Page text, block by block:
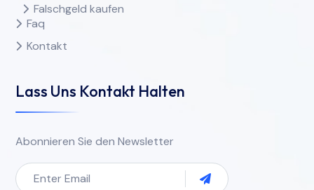
Falschgeld kaufen
Faq
Kontakt
Lass Uns Kontakt Halten
Abonnieren Sie den Newsletter